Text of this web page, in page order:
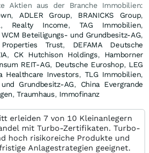
Aktien aus der Branche Immobilien:
, ADLER Group, BRANICKS Group,
, Realty Income, TAG Immobilien,
WCM Beteiligungs- und Grundbesitz-AG,
Trust, DEFAMA Deutsche
, CK Hutchison Holdings, Hamborner
REIT-AG, Deutsche Euroshop, LEG
Healthcare Investors, TLG Immobilien,
Grundbesitz-AG, China Evergrande
,Traumhaus, Immofinanz
erleiden 7 von 10 Kleinanlegern
mit Turbo-Zertifikaten. Turbo-
hoch risikoreiche Produkte und
Anlagestrategien geeignet.